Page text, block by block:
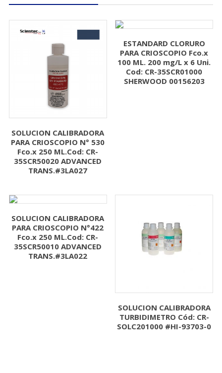
SOLUCION CALIBRADORA
PARA CRIOSCOPIO N° 530
Fco.x 250 ML.Cod: CR-
35SCR50020 ADVANCED
TRANS.#3LA027
ESTANDARD CLORURO
PARA CRIOSCOPIO Fco.x
100 ML. 200 mg/L x 6 Uni.
Cod: CR-35SCR01000
SHERWOOD 00156203
SOLUCION CALIBRADORA
PARA CRIOSCOPIO N°422
Fco.x 250 ML.Cod: CR-
35SCR50010 ADVANCED
TRANS.#3LA022
SOLUCION CALIBRADORA
TURBIDIMETRO Cód: CR-
SOLC201000 #HI-93703-0